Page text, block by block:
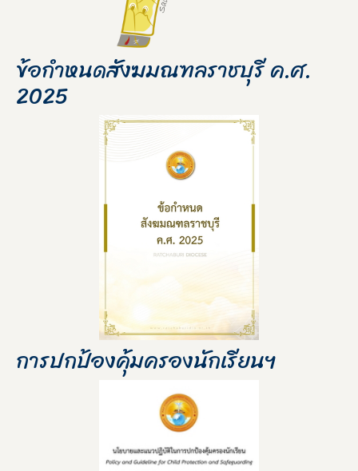
ข้อกำหนดสังฆมณฑลราชบุรี ค.ศ.
2025
การปกป้องคุ้มครองนักเรียนฯ